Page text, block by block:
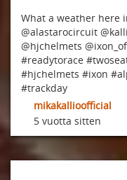
What a weather here
@alastarocircuit
@hjchelmets
#readytorace
#hjchelmets #ixon
#trackday
mikakallioofficial
5 vuotta sitten